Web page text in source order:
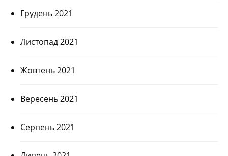
Грудень 2021
Листопад 2021
Жовтень 2021
Вересень 2021
Серпень 2021